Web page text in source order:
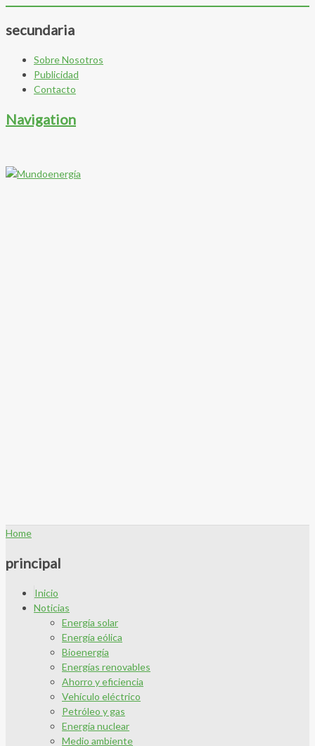
secundaria
Sobre Nosotros
Publicidad
Contacto
Navigation
Home
principal
Inicio
Noticias
Energía solar
Energía eólica
Bioenergía
Energías renovables
Ahorro y eficiencia
Vehículo eléctrico
Petróleo y gas
Energía nuclear
Medio ambiente